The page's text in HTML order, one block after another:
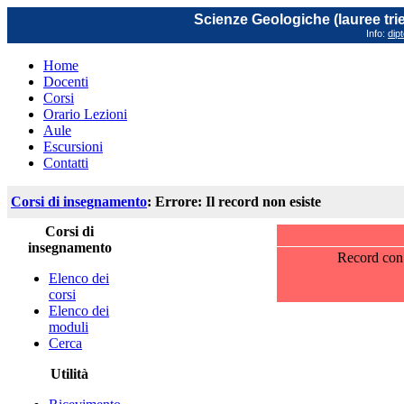
Scienze Geologiche (lauree
Info:
Home
Docenti
Corsi
Orario Lezioni
Aule
Escursioni
Contatti
Corsi di insegnamento: Errore: Il record non esiste
Corsi di
insegnamento
Elenco dei
corsi
Elenco dei
moduli
Cerca
Utilità
Record